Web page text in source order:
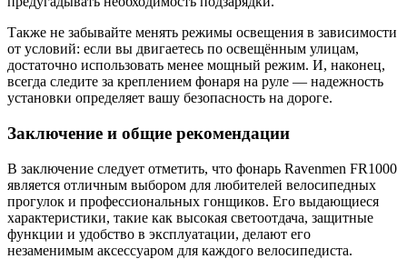
Также не забывайте менять режимы освещения в зависимости
от условий: если вы двигаетесь по освещённым улицам,
достаточно использовать менее мощный режим. И, наконец,
всегда следите за креплением фонаря на руле — надежность
установки определяет вашу безопасность на дороге.
Заключение и общие рекомендации
В заключение следует отметить, что фонарь Ravenmen FR1000
является отличным выбором для любителей велосипедных
прогулок и профессиональных гонщиков. Его выдающиеся
характеристики, такие как высокая светоотдача, защитные
функции и удобство в эксплуатации, делают его
незаменимым аксессуаром для каждого велосипедиста.